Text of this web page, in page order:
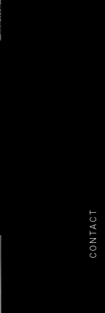
CONTACT